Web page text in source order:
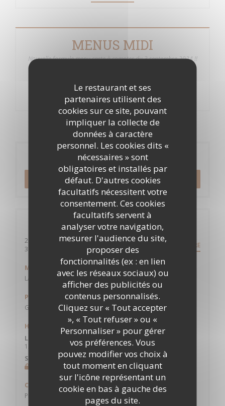
Le restaurant et ses
partenaires utilisent des
cookies sur ce site, pouvant
impliquer la collecte de
données à caractère
personnel. Les cookies dits «
nécessaires » sont
obligatoires et installés par
défaut. D'autres cookies
facultatifs nécessitent votre
consentement. Ces cookies
facultatifs servent à
analyser votre navigation,
mesurer l'audience du site,
proposer des
fonctionnalités (ex : en lien
avec les réseaux sociaux) ou
afficher des publicités ou
contenus personnalisés.
Cliquez sur « Tout accepter
», « Tout refuser » ou «
Personnaliser » pour gérer
vos préférences. Vous
pouvez modifier vos choix à
tout moment en cliquant
sur l'icône représentant un
cookie en bas à gauche des
pages du site.
MENUS MIDI
Nouvelle formule menu carte à compter du 3 septembre 2024 !!
Réservation
RÉSERVER
Infos pratiques
200 avenue des Etats-Unis
31200 Toulouse
((ouvre une nouvelle fenêtre)) ITINÉRAIRE
Métro
LA VACHE
Parking
GRATUIT
Horaires
Lun
12h00 - 14h00
Sam
Cuisine
Produits de saison, Fait maison, Française Traditionnelle